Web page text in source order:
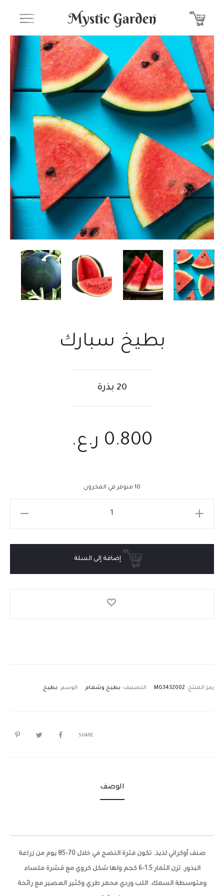
بطيخ سبارك
20 بذرة
0.800 ر.ع.
10 متوفر في المخزون
رمز المنتج: MG3432002 التصنيف: بطيخ وشمام الوسم: بطيخ
SHARE
الوصف
صنف أوكراني لذيذ. تكون فترة النضج في خلال 70-85 يوم من زراعة
البذور. تزن الثمار 1.5-6 كجم ولها شكل كروي مع قشرة ملساء
ومتوسطة السمك. اللب وردي محمر طري وكثير العصير مع رائحة